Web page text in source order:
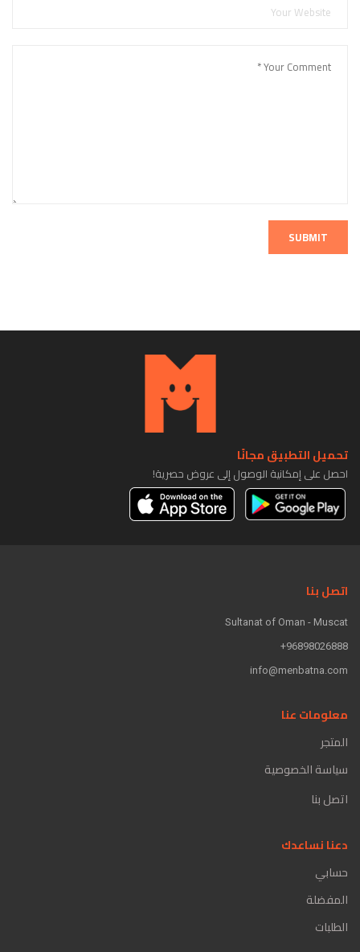
SUBMIT
تحميل التطبيق مجانًا
احصل على إمكانية الوصول إلى عروض حصرية!
اتصل بنا
Sultanat of Oman - Muscat
96898026888+
info@menbatna.com
معلومات عنا
المتجر
سياسة الخصوصية
اتصل بنا
دعنا نساعدك
حسابي
المفضلة
الطلبات